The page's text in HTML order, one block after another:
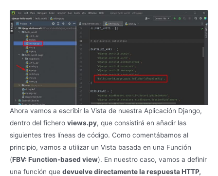
Ahora vamos a escribir la Vista de nuestra Aplicación Django,
dentro del fichero views.py, que consistirá en añadir las
siguientes tres líneas de código. Como comentábamos al
principio, vamos a utilizar un Vista basada en una Función
(FBV: Function-based view). En nuestro caso, vamos a definir
una función que devuelve directamente la respuesta HTTP,